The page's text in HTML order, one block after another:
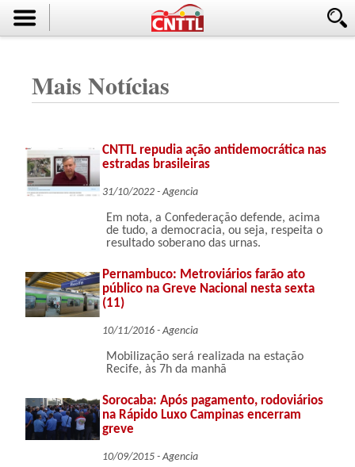
Mais Notícias
CNTTL repudia ação antidemocrática nas
estradas brasileiras
31/10/2022 - Agencia
Em nota, a Confederação defende, acima
de tudo, a democracia, ou seja, respeita o
resultado soberano das urnas.
Pernambuco: Metroviários farão ato
público na Greve Nacional nesta sexta
(11)
10/11/2016 - Agencia
Mobilização será realizada na estação
Recife, às 7h da manhã
Sorocaba: Após pagamento, rodoviários
na Rápido Luxo Campinas encerram
greve
10/09/2015 - Agencia